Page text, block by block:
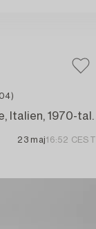
Italien, 1970-tal.
23 maj16:52 CEST